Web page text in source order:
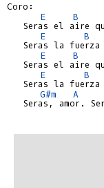
Coro:
E
B
Seras el aire
E
B
Seras la
E
B
Seras el aire
E
B
Seras la
G#m
A
Seras, amor.